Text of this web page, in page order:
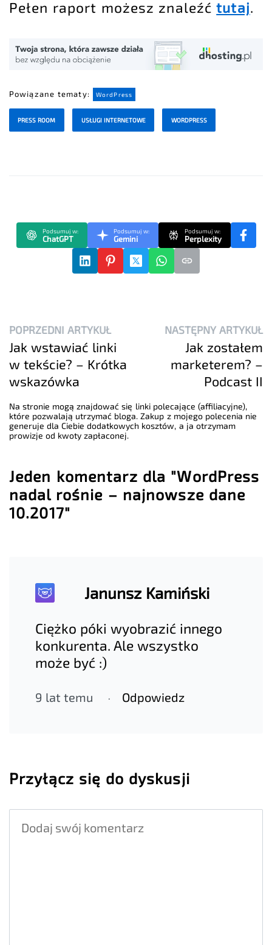
Pełen raport możesz znaleźćtutaj.
Powiązane tematy: WordPress
PRESS ROOM USŁUGI INTERNETOWE WORDPRESS
Podsumuj w:
ChatGPT
Podsumuj w:
Gemini
Podsumuj w:
Perplexity
POPRZEDNI ARTYKUŁ
Jak wstawiać linki
w tekście? – Krótka
wskazówka
NASTĘPNY ARTYKUŁ
Jak zostałem
marketerem? –
Podcast II
Na stronie mogą znajdować się linki polecające (affiliacyjne),
które pozwalają utrzymać bloga. Zakup z mojego polecenia nie
generuje dla Ciebie dodatkowych kosztów, a ja otrzymam
prowizje od kwoty zapłaconej.
Jeden komentarz dla "WordPress
nadal rośnie – najnowsze dane
10.2017"
Janunsz Kamiński
Ciężko póki wyobrazić innego
konkurenta. Ale wszystko
może być :)
9 lat temu Odpowiedz
Przyłącz się do dyskusji